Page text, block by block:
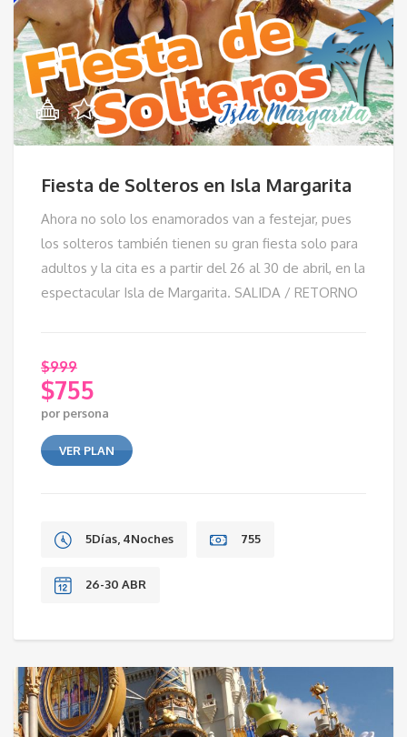
Fiesta de Solteros en Isla Margarita
Ahora no solo los enamorados van a festejar, pues
los solteros también tienen su gran fiesta solo para
adultos y la cita es a partir del 26 al 30 de abril, en la
espectacular Isla de Margarita. SALIDA / RETORNO
$999
Original
price
was:
$999.
$755
Current
price
is:
por persona
VER PLAN
5Días, 4Noches 755
26-30 ABR